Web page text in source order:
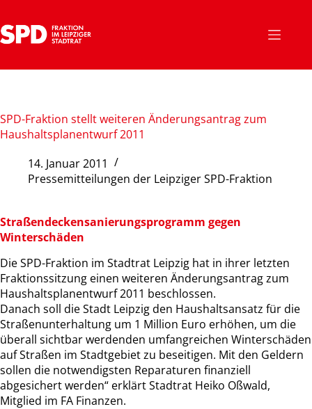
Inhalt
springen
SPD-Fraktion stellt weiteren Änderungsantrag zum
Haushaltsplanentwurf 2011
14. Januar 2011
Pressemitteilungen der Leipziger SPD-Fraktion
Straßendeckensanierungsprogramm gegen
Winterschäden
Die SPD-Fraktion im Stadtrat Leipzig hat in ihrer letzten
Fraktionssitzung einen weiteren Änderungsantrag zum
Haushaltsplanentwurf 2011 beschlossen.
Danach soll die Stadt Leipzig den Haushaltsansatz für die
Straßenunterhaltung um 1 Million Euro erhöhen, um die
überall sichtbar werdenden umfangreichen Winterschäden
auf Straßen im Stadtgebiet zu beseitigen. Mit den Geldern
sollen die notwendigsten Reparaturen finanziell
abgesichert werden“ erklärt Stadtrat Heiko Oßwald,
Mitglied im FA Finanzen.